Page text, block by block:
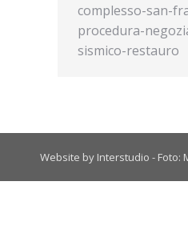
complesso-san-
procedura-
sismico-restauro
Website by Interstudio - Foto: